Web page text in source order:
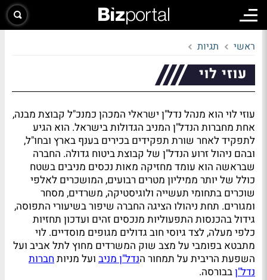
ראשי תגיות
עוזי לוי
עוזי לוי הוא מנהל נדל"ן ישראלי המכהן כמנכ"ל קבוצת מבנה,
אחת מחברות הנדל"ן המניב הגדולות בישראל. הוא הגיע
לתפקיד לאחר שורת תפקידים בכירים בענף בארץ ובחו"ל,
ובהם ניהול זרוע הנדל"ן של קבוצת ביטוח גדולה. החברה
שבראשה הוא עומד מחזיקה מאות נכסים מניבים בשטח
כולל של יותר ממיליון מטרים רבועים, המושכרים לאלפי
שוכרים בתחומי תעשייה ולוגיסטיקה, משרדים, מסחר
ומגורים. תחת ניהולו הציגה החברה שיפור בשיעורי התפוסה,
גידול בהכנסות התפעוליות מנכסים זהים ועדכון תחזיות
כלפי מעלה, לצד גיוסי חוב גדולים מגופים מוסדיים. לוי
מתבטא בפומבי על מצב שוק המשרדים מחוץ לתל אביב ועל
השפעת הריבית על תמחור הנדל"ן מניב ועל מניותחברות
נדל"ןבבורסה.